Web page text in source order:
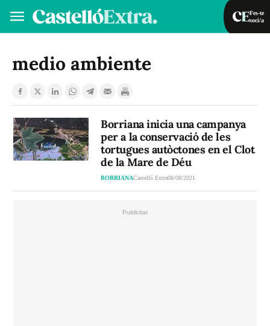
Fes-te
soci/a
VA
medio ambiente
Borriana inicia una campanya
per a la conservació de les
tortugues autòctones en el Clot
de la Mare de Déu
BORRIANACastelló Extra08/08/2021